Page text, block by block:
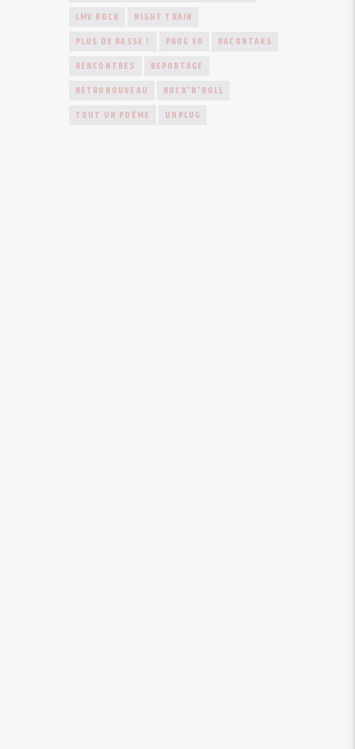
LMV ROCK
NIGHT TRAIN
PLUS DE BASSE !
PROG 50
RACONTARS
RENCONTRES
REPORTAGE
RETRONOUVEAU
ROCK'N'ROLL
TOUT UN POÈME
UNPLUG